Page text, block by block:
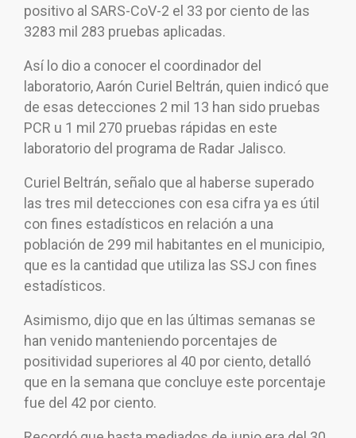
positivo al SARS-CoV-2 el 33 por ciento de las
3283 mil 283 pruebas aplicadas.
Así lo dio a conocer el coordinador del
laboratorio, Aarón Curiel Beltrán, quien indicó que
de esas detecciones 2 mil 13 han sido pruebas
PCR u 1 mil 270 pruebas rápidas en este
laboratorio del programa de Radar Jalisco.
Curiel Beltrán, señalo que al haberse superado
las tres mil detecciones con esa cifra ya es útil
con fines estadísticos en relación a una
población de 299 mil habitantes en el municipio,
que es la cantidad que utiliza las SSJ con fines
estadísticos.
Asimismo, dijo que en las últimas semanas se
han venido manteniendo porcentajes de
positividad superiores al 40 por ciento, detalló
que en la semana que concluye este porcentaje
fue del 42 por ciento.